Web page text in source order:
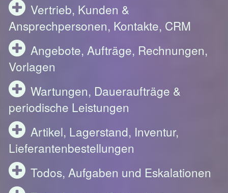
Vertrieb, Kunden &
Ansprechpersonen, Kontakte, CRM
Angebote, Aufträge, Rechnungen,
Vorlagen
Wartungen, Daueraufträge &
periodische Leistungen
Artikel, Lagerstand, Inventur,
Lieferantenbestellungen
Todos, Aufgaben und Eskalationen